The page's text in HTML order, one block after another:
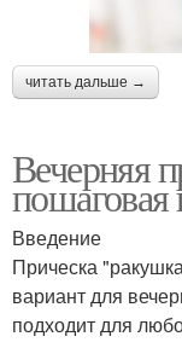
читать дальше →
Вечерняя
пошаговая
Введение
Прическа
вариант для
подходит для